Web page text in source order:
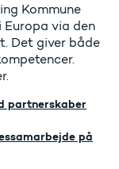
Kommune
Europa via den
Det giver både
partnerskaber
på